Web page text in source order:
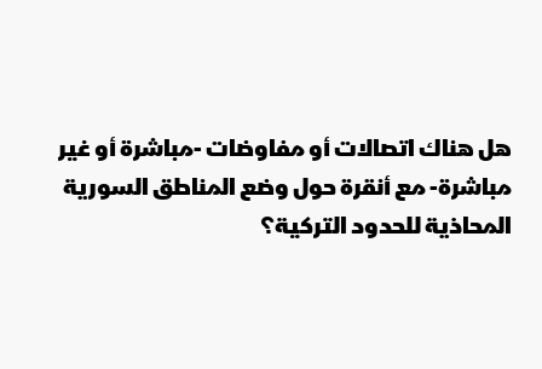
هل هناك اتصالات أو مفاوضات -مباشرة أو غير
مباشرة- مع أنقرة حول وضع المناطق السورية
المحاذية للحدود التركية؟